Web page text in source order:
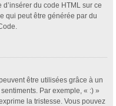
du code HTML sur ce
qui peut être générée par du
être utilisées grâce à un
Par exemple, « :) »
la tristesse. Vous pouvez